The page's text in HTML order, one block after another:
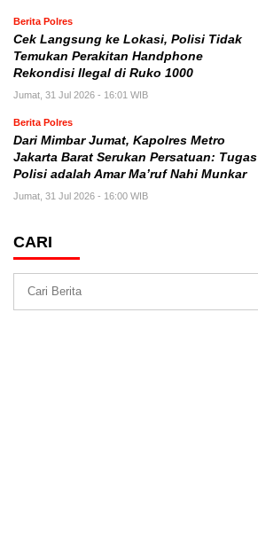
Berita Polres
Cek Langsung ke Lokasi, Polisi Tidak
Temukan Perakitan Handphone
Rekondisi Ilegal di Ruko 1000
Jumat, 31 Jul 2026 - 16:01 WIB
Berita Polres
Dari Mimbar Jumat, Kapolres Metro
Jakarta Barat Serukan Persatuan: Tugas
Polisi adalah Amar Ma’ruf Nahi Munkar
Jumat, 31 Jul 2026 - 16:00 WIB
CARI